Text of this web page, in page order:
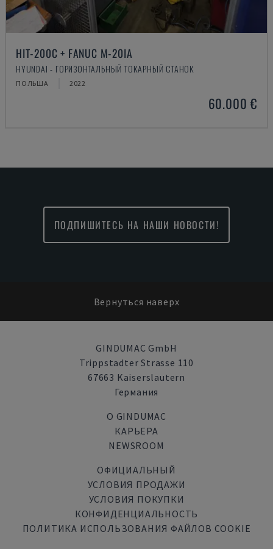
HIT-200C + FANUC M-20IA
HYUNDAI - ГОРИЗОНТАЛЬНЫЙ ТОКАРНЫЙ СТАНОК
ПОЛЬША 2022
60.000 €
ПОДПИШИТЕСЬ НА НАШИ НОВОСТИ!
Вернуться наверх
GINDUMAC GmbH
Trippstadter Strasse 110
67663 Kaiserslautern
Германия
О GINDUMAC
КАРЬЕРА
NEWSROOM
ОФИЦИАЛЬНЫЙ
УСЛОВИЯ ПРОДАЖИ
УСЛОВИЯ ПОКУПКИ
КОНФИДЕНЦИАЛЬНОСТЬ
ПОЛИТИКА ИСПОЛЬЗОВАНИЯ ФАЙЛОВ COOKIE